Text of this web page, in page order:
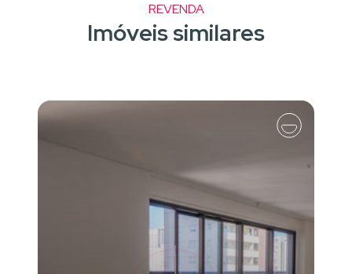
REVENDA
Imóveis similares